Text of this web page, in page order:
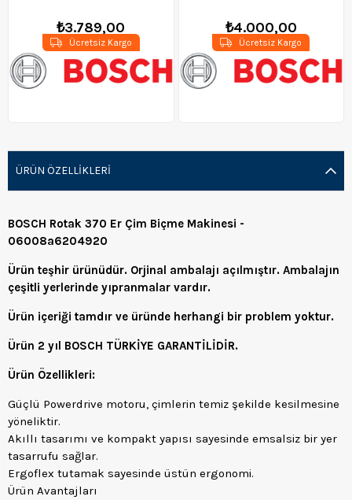
₺3.789,00
Ücretsiz Kargo
₺4.000,00
Ücretsiz Kargo
ÜRÜN ÖZELLIKLERI
BOSCH Rotak 370 Er Çim Biçme Makinesi -
06008a6204920
Ürün teşhir ürünüdür. Orjinal ambalajı açılmıştır. Ambalajın
çeşitli yerlerinde yıpranmalar vardır.
Ürün içeriği tamdır ve üründe herhangi bir problem yoktur.
Ürün 2 yıl BOSCH TÜRKİYE GARANTİLİDİR.
Ürün Özellikleri:
Güçlü Powerdrive motoru, çimlerin temiz şekilde kesilmesine
yöneliktir.
Akıllı tasarımı ve kompakt yapısı sayesinde emsalsiz bir yer
tasarrufu sağlar.
Ergoflex tutamak sayesinde üstün ergonomi.
Ürün Avantajları